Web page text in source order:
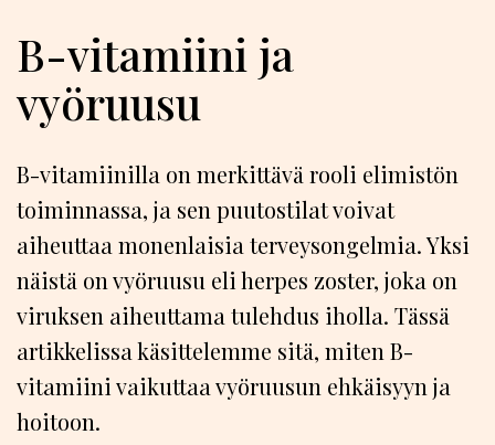
B-vitamiini ja
vyöruusu
B-vitamiinilla on merkittävä rooli elimistön
toiminnassa, ja sen puutostilat voivat
aiheuttaa monenlaisia terveysongelmia. Yksi
näistä on vyöruusu eli herpes zoster, joka on
viruksen aiheuttama tulehdus iholla. Tässä
artikkelissa käsittelemme sitä, miten B-
vitamiini vaikuttaa vyöruusun ehkäisyyn ja
hoitoon.